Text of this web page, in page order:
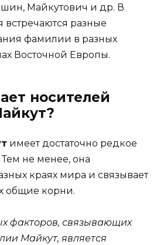
Майкутович и др. В
встречаются разные
фамилии в разных
Восточной Европы.
носителей
имеет достаточно редкое
не менее, она
краях мира и связывает
корни.
факторов, связывающих
Майкут, является